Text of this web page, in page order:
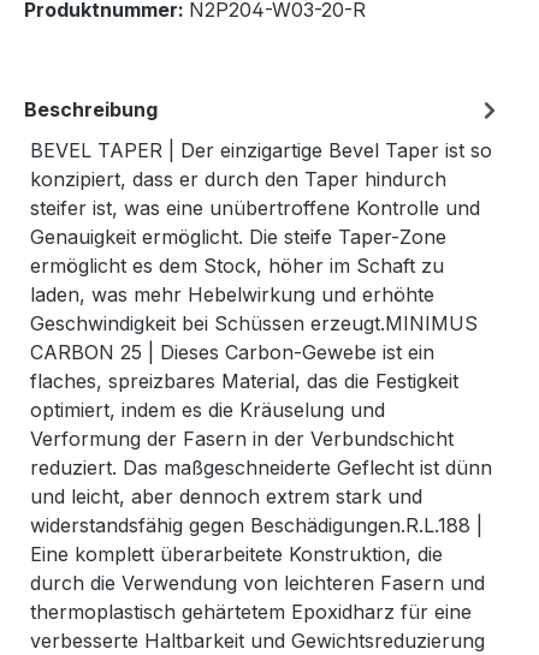
Produktnummer: N2P204-W03-20-R
Beschreibung
BEVEL TAPER | Der einzigartige Bevel Taper ist so
konzipiert, dass er durch den Taper hindurch
steifer ist, was eine unübertroffene Kontrolle und
Genauigkeit ermöglicht. Die steife Taper-Zone
ermöglicht es dem Stock, höher im Schaft zu
laden, was mehr Hebelwirkung und erhöhte
Geschwindigkeit bei Schüssen erzeugt.MINIMUS
CARBON 25 | Dieses Carbon-Gewebe ist ein
flaches, spreizbares Material, das die Festigkeit
optimiert, indem es die Kräuselung und
Verformung der Fasern in der Verbundschicht
reduziert. Das maßgeschneiderte Geflecht ist dünn
und leicht, aber dennoch extrem stark und
widerstandsfähig gegen Beschädigungen.R.L.188 |
Eine komplett überarbeitete Konstruktion, die
durch die Verwendung von leichteren Fasern und
thermoplastisch gehärtetem Epoxidharz für eine
verbesserte Haltbarkeit und Gewichtsreduzierung